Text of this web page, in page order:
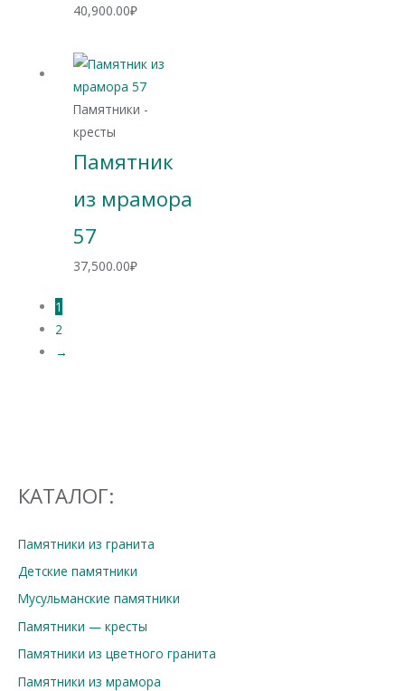
40,900.00₽
Памятники -
кресты
Памятник
из мрамора
57
37,500.00₽
1
2
→
КАТАЛОГ:
Памятники из гранита
Детские памятники
Мусульманские памятники
Памятники — кресты
Памятники из цветного гранита
Памятники из мрамора